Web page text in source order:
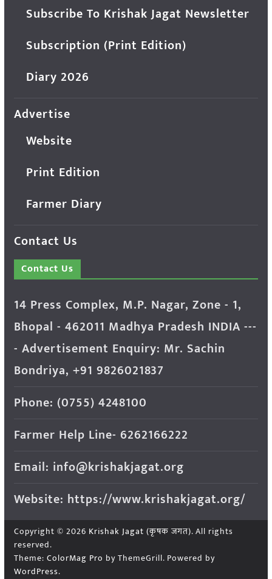
Subscribe To Krishak Jagat Newsletter
Subscription (Print Edition)
Diary 2026
Advertise
Website
Print Edition
Farmer Diary
Contact Us
Contact Us
14 Press Complex, M.P. Nagar, Zone - 1,
Bhopal - 462011 Madhya Pradesh INDIA ---
- Advertisement Enquiry: Mr. Sachin
Bondriya, +91 9826021837
Phone: (0755) 4248100
Farmer Help Line- 6262166222
Email: info@krishakjagat.org
Website: https://www.krishakjagat.org/
Copyright © 2026 Krishak Jagat (कृषक जगत). All rights
reserved.
Theme: ColorMag Pro by ThemeGrill. Powered by
WordPress.